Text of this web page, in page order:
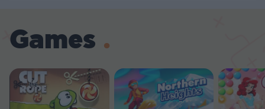
Games